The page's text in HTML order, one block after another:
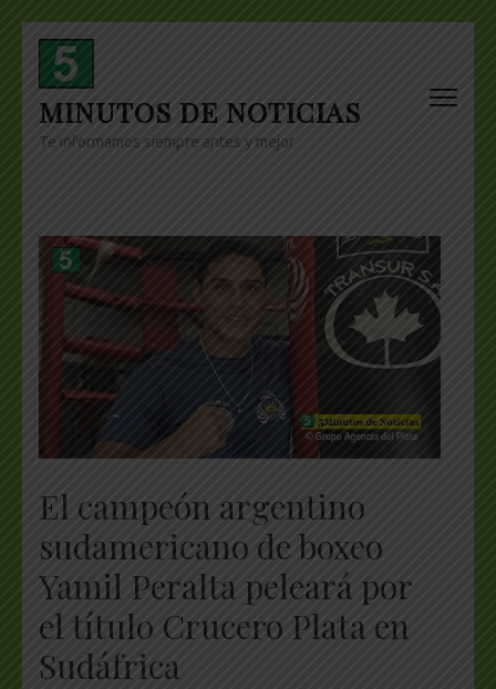
Skip
content
(Press
Enter)
MINUTOS DE NOTICIAS
Te informamos siempre antes y mejor
El campeón argentino
sudamericano de boxeo
Yamil Peralta peleará por
el título Crucero Plata en
Sudáfrica